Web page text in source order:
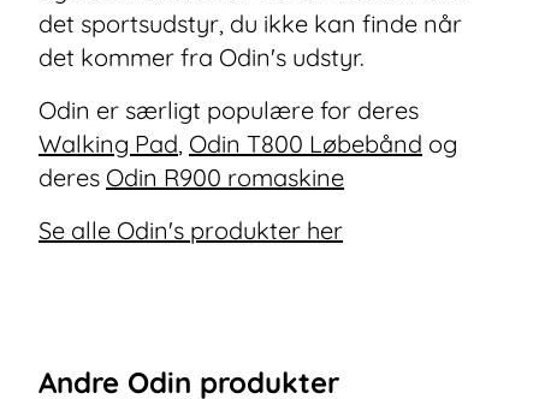
det sportsudstyr, du ikke kan finde når
det kommer fra Odin's udstyr.
Odin er særligt populære for deres
Walking Pad, Odin T800 Løbebånd og
deres Odin R900 romaskine
Se alle Odin's produkter her
Andre Odin produkter